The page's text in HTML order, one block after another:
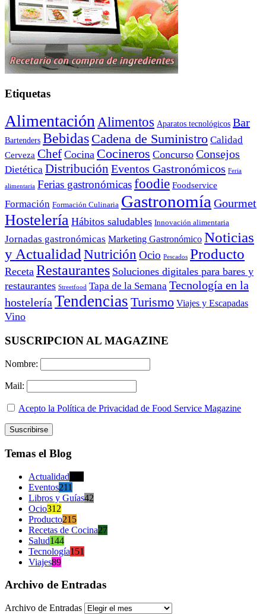
Etiquetas
Alimentación Alimentos Aparatos tecnológicos Bar
Bartenders Bebidas Cadena de Suministro Calidad
Cerveza Chef Cocina Cocineros Concurso Consejos
Dietética Distribución Eventos Gastronómicos Feria
alimentaria Ferias gastronómicasfoodie Foodservice
Formación Formación Culinaria Gastronomía Gourmet
Hostelería Hábitos saludables Innovación alimentaria
Jornadas gastronómicas Marketing Gastronómico Noticias
y Actualidad Nutrición Ocio Pescados Producto
Receta Restaurantes Soluciones digitales para bares y
restaurantes Streetfood Tapa de la Semana Tecnología en la
hostelería Tendencias Turismo Viajes y Escapadas
Vino
SUSCRIPCION AL MAGAZINE
Nombre:
Mail:
Acepto la Política de Privacidad de Food Service Magazine
Temas el Blog
Actualidad
Eventos211
Libros y Guías42
Ocio312
Producto215
Recetas de Cocina27
Salud144
Tecnología151
Viajes89
Archivo de Entradas
Archivo de Entradas